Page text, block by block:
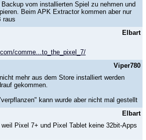
vom installierten Spiel zu nehmen und
Beim APK Extractor kommen aber nur
raus
Elbart
comme...to_the_pixel_7/
Viper780
mehr aus dem Store installiert werden
gekommen.
kann wurde aber nicht mal gestellt
Elbart
Pixel 7+ und Pixel Tablet keine 32bit-Apps